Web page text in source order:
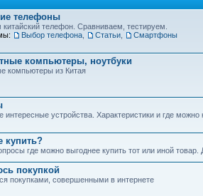
телефоны
телефон. Сравниваем, тестируем.
Выбор телефона Статьи Смартфоны
компьютеры, ноутбуки
компьютеры из Китая
интересные устройства. Характеристики и где можно
купить?
где можно выгоднее купить тот или иной товар.
покупкой
покупками, совершенными в интернете